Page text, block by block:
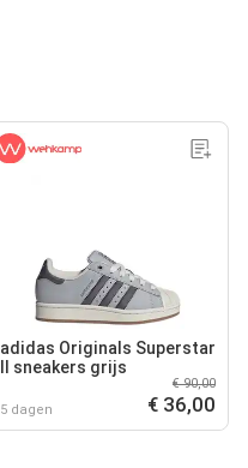
adidas Originals Superstar
II sneakers grijs
5 dagen
€ 90,00
€ 36,00